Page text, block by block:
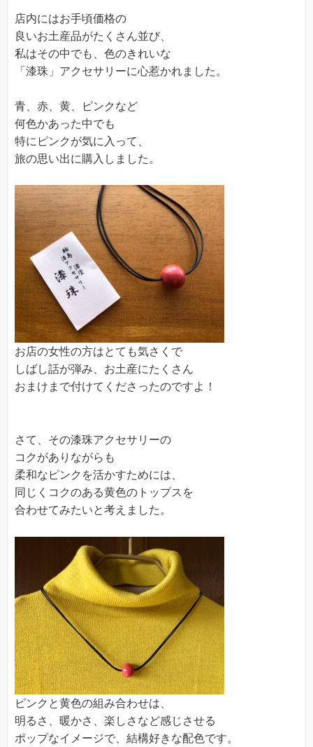
店内にはお手頃価格の
良いお土産品がたくさん並び、
私はその中でも、色のきれいな
「漆珠」アクセサリーに心惹かれました。
青、赤、黄、ピンクなど
何色かあった中でも
特にピンクが気に入って、
旅の思い出に購入しました。
お店の女性の方はとても気さくで
しばし話が弾み、お土産にたくさん
おまけまで付けてくださったのですよ！
さて、その漆珠アクセサリーの
コクがありながらも
柔和なピンクを活かすためには、
同じくコクのある黄色のトップスを
合わせてみたいと考えました。
ピンクと黄色の組み合わせは、
明るさ、暖かさ、楽しさなど感じさせる
ポップなイメージで、結構好きな配色です。